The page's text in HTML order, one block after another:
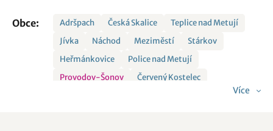
Obce: Adršpach Česká Skalice
Teplice nad Metují
Jívka
Náchod Meziměstí
Stárkov
Heřmánkovice
Police nad Metují
Provodov-Šonov
Červený Kostelec
Více